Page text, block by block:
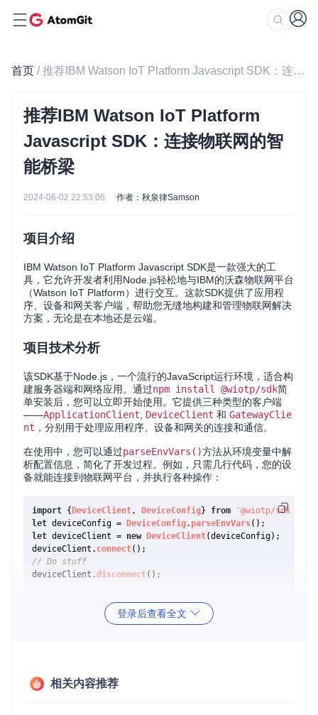
首页 / 推荐IBM Watson IoT Platform Javascript SDK：连接物联网的智能桥梁
推荐IBM Watson IoT Platform
Javascript SDK：连接物联网的智
能桥梁
2024-06-02 22:53:06 作者：秋泉律Samson
项目介绍
IBM Watson IoT Platform Javascript SDK是一款强大的工
具，它允许开发者利用Node.js轻松地与IBM的沃森物联网平台
（Watson IoT Platform）进行交互。这款SDK提供了应用程
序、设备和网关客户端，帮助您无缝地构建和管理物联网解决
方案，无论是在本地还是云端。
项目技术分析
该SDK基于Node.js，一个流行的JavaScript运行环境，适合构
建服务器端和网络应用。通过npm install @wiotp/sdk简
单安装后，您可以立即开始使用。它提供三种类型的客户端
——ApplicationClient DeviceClient 和 GatewayClie
nt ，分别用于处理应用程序、设备和网关的连接和通信。
在使用中，您可以通过parseEnvVars()方法从环境变量中解
析配置信息，简化了开发过程。例如，只需几行代码，您的设
备就能连接到物联网平台，并执行各种操作：
import { DeviceClient, DeviceConfig} from '@wiotp/sdk'
let deviceConfig = DeviceConfig. parseEnvVars
let deviceClient = new DeviceClient(deviceConfig);
deviceClient. connect
// Do stuff
deviceClient.disconnect
此外，SDK还支持持续集成(CI)和测试覆盖率报告，确保了代
码的质量和稳定性。
IBM Watson IoT Platform Javascript SDK广泛应用于各种物
联网场景，包括智能家居、智能制造、智能交通、环境监测
登录后查看全文
相关内容推荐